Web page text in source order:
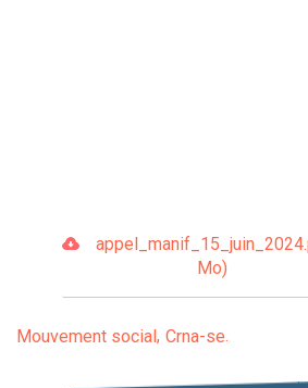
Mo)
Mouvement social Crna-se